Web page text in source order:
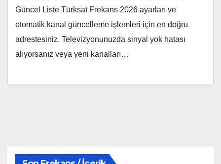
Güncel Liste Türksat Frekans 2026 ayarları ve
otomatik kanal güncelleme işlemleri için en doğru
adrestesiniz. Televizyonunuzda sinyal yok hatası
alıyorsanız veya yeni kanalları…